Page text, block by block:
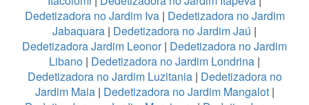
Dedetizadora no Jardim Iva| Dedetizadora no Jardim
Jabaquara | Dedetizadora no Jardim Jaú |
Dedetizadora Jardim Leonor| Dedetizadora no Jardim
Libano | Dedetizadora no Jardim Londrina |
Dedetizadora no Jardim Luzitania| Dedetizadora no
Jardim Maia| Dedetizadora no Jardim Mangalot|